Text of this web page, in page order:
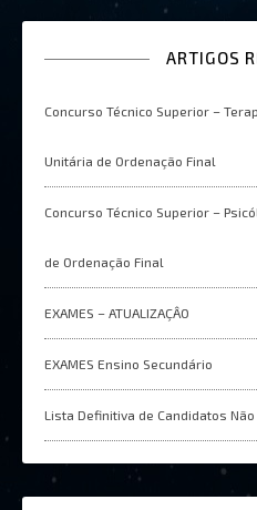
ARTIGOS
Concurso Técnico Superior –
Unitária de Ordenação Final
Concurso Técnico Superior –
de Ordenação Final
EXAMES – ATUALIZAÇÂO
EXAMES Ensino Secundário
Lista Definitiva de Candidatos